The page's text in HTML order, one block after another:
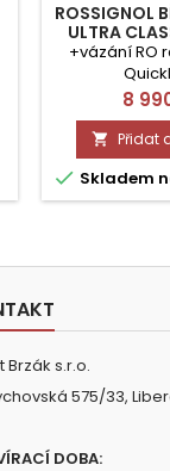
ROSSIGNOL
ULTRA
+vázání RO
Cena
8
 Přidat
 Skladem
Brzák s.r.o.
575/33,
DOBA: